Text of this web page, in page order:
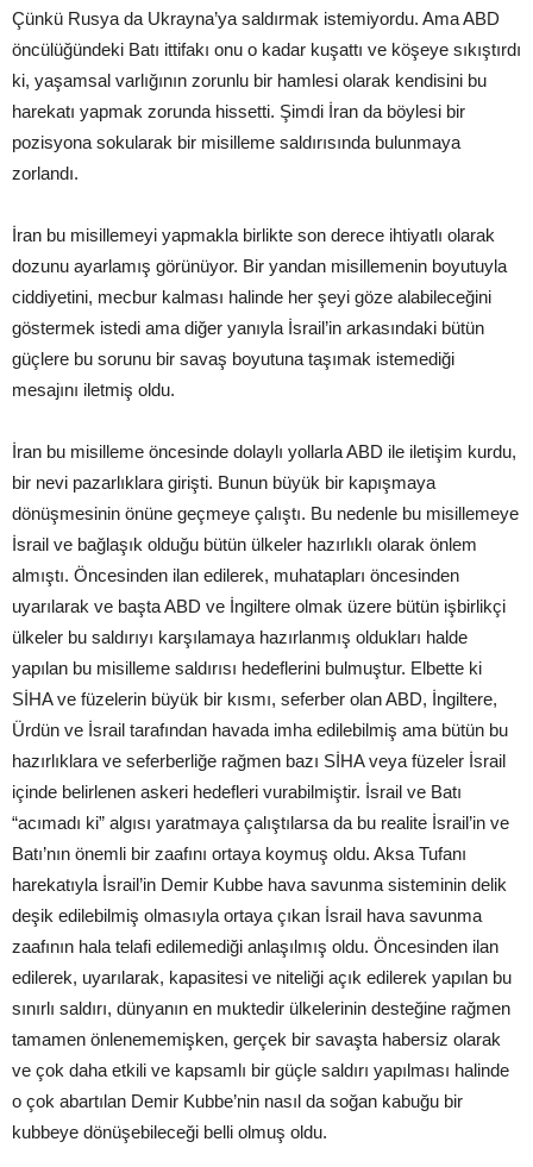
Çünkü Rusya da Ukrayna’ya saldırmak istemiyordu. Ama ABD
öncülüğündeki Batı ittifakı onu o kadar kuşattı ve köşeye sıkıştırdı
ki, yaşamsal varlığının zorunlu bir hamlesi olarak kendisini bu
harekatı yapmak zorunda hissetti. Şimdi İran da böylesi bir
pozisyona sokularak bir misilleme saldırısında bulunmaya
zorlandı.
İran bu misillemeyi yapmakla birlikte son derece ihtiyatlı olarak
dozunu ayarlamış görünüyor. Bir yandan misillemenin boyutuyla
ciddiyetini, mecbur kalması halinde her şeyi göze alabileceğini
göstermek istedi ama diğer yanıyla İsrail’in arkasındaki bütün
güçlere bu sorunu bir savaş boyutuna taşımak istemediği
mesajını iletmiş oldu.
İran bu misilleme öncesinde dolaylı yollarla ABD ile iletişim kurdu,
bir nevi pazarlıklara girişti. Bunun büyük bir kapışmaya
dönüşmesinin önüne geçmeye çalıştı. Bu nedenle bu misillemeye
İsrail ve bağlaşık olduğu bütün ülkeler hazırlıklı olarak önlem
almıştı. Öncesinden ilan edilerek, muhatapları öncesinden
uyarılarak ve başta ABD ve İngiltere olmak üzere bütün işbirlikçi
ülkeler bu saldırıyı karşılamaya hazırlanmış oldukları halde
yapılan bu misilleme saldırısı hedeflerini bulmuştur. Elbette ki
SİHA ve füzelerin büyük bir kısmı, seferber olan ABD, İngiltere,
Ürdün ve İsrail tarafından havada imha edilebilmiş ama bütün bu
hazırlıklara ve seferberliğe rağmen bazı SİHA veya füzeler İsrail
içinde belirlenen askeri hedefleri vurabilmiştir. İsrail ve Batı
“acımadı ki” algısı yaratmaya çalıştılarsa da bu realite İsrail’in ve
Batı’nın önemli bir zaafını ortaya koymuş oldu. Aksa Tufanı
harekatıyla İsrail’in Demir Kubbe hava savunma sisteminin delik
deşik edilebilmiş olmasıyla ortaya çıkan İsrail hava savunma
zaafının hala telafi edilemediği anlaşılmış oldu. Öncesinden ilan
edilerek, uyarılarak, kapasitesi ve niteliği açık edilerek yapılan bu
sınırlı saldırı, dünyanın en muktedir ülkelerinin desteğine rağmen
tamamen önlenememişken, gerçek bir savaşta habersiz olarak
ve çok daha etkili ve kapsamlı bir güçle saldırı yapılması halinde
o çok abartılan Demir Kubbe’nin nasıl da soğan kabuğu bir
kubbeye dönüşebileceği belli olmuş oldu.